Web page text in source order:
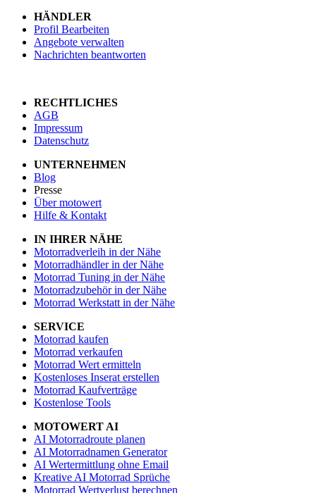
HÄNDLER
Profil Bearbeiten
Angebote verwalten
Nachrichten beantworten
RECHTLICHES
AGB
Impressum
Datenschutz
UNTERNEHMEN
Blog
Presse
Über motowert
Hilfe & Kontakt
IN IHRER NÄHE
Motorradverleih in der Nähe
Motorradhändler in der Nähe
Motorrad Tuning in der Nähe
Motorradzubehör in der Nähe
Motorrad Werkstatt in der Nähe
SERVICE
Motorrad kaufen
Motorrad verkaufen
Motorrad Wert ermitteln
Kostenloses Inserat erstellen
Motorrad Kaufverträge
Kostenlose Tools
MOTOWERT AI
AI Motorradroute planen
AI Motorradnamen Generator
AI Wertermittlung ohne Email
Kreative AI Motorrad Sprüche
Motorrad Wertverlust berechnen